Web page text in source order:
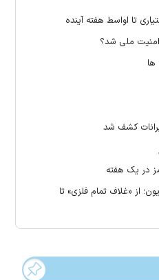
تا اواسط هفته آینده
ملی شد؟
کشف شد
از «غلاف تمام فلزی» تا